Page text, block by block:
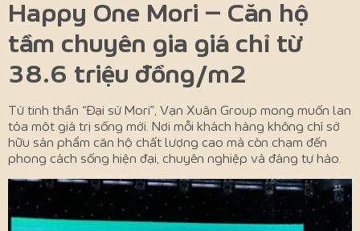
Happy One Mori – Căn hộ
tầm chuyên gia giá chỉ từ
38.6 triệu đồng/m2
Từ tinh thần “Đại sứ Mori”, Vạn Xuân Group mong muốn lan
tỏa một giá trị sống mới. Nơi mỗi khách hàng không chỉ sở
hữu sản phẩm căn hộ chất lượng cao mà còn chạm đến
phong cách sống hiện đại, chuyên nghiệp và đáng tự hào.